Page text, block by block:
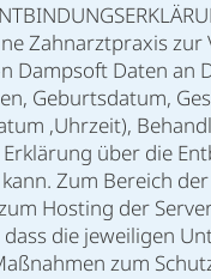
Zahnarztpraxis
Dampsoft Daten
Geburtsdatum,
,Uhrzeit),
über die
Zum Bereich
Hosting der
die jeweiligen
zum